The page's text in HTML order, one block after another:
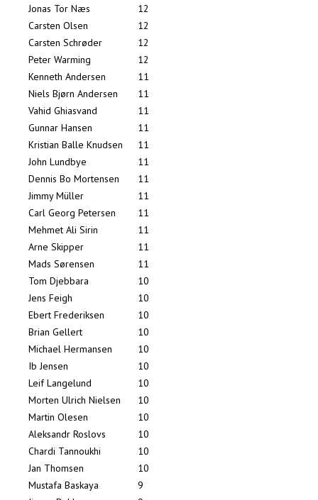
Jonas Tor Næs
12
Carsten Olsen
12
Carsten Schrøder
12
Peter Warming
12
Kenneth Andersen
11
Niels Bjørn Andersen
11
Vahid Ghiasvand
11
Gunnar Hansen
11
Kristian Balle Knudsen
11
John Lundbye
11
Dennis Bo Mortensen
11
Jimmy Müller
11
Carl Georg Petersen
11
Mehmet Ali Sirin
11
Arne Skipper
11
Mads Sørensen
11
Tom Djebbara
10
Jens Feigh
10
Ebert Frederiksen
10
Brian Gellert
10
Michael Hermansen
10
Ib Jensen
10
Leif Langelund
10
Morten Ulrich Nielsen
10
Martin Olesen
10
Aleksandr Roslovs
10
Chardi Tannoukhi
10
Jan Thomsen
10
Mustafa Baskaya
9